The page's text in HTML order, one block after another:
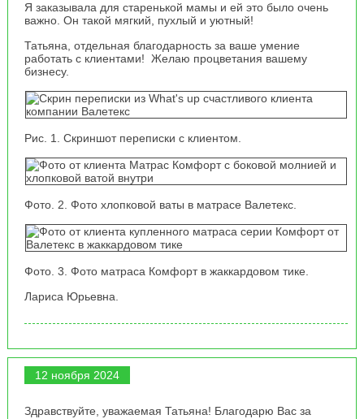
Я заказывала для старенькой мамы и ей это было очень
важно. Он такой мягкий, пухлый и уютный!
Татьяна, отдельная благодарность за ваше умение
работать с клиентами! Желаю процветания вашему
бизнесу.
Рис. 1. Скриншот переписки с клиентом.
Фото. 2. Фото хлопковой ваты в матрасе Валетекс.
Фото. 3. Фото матраса Комфорт в жаккардовом тике.
Лариса Юрьевна.
12 ноября 2024
Здравствуйте, уважаемая Татьяна! Благодарю Вас за